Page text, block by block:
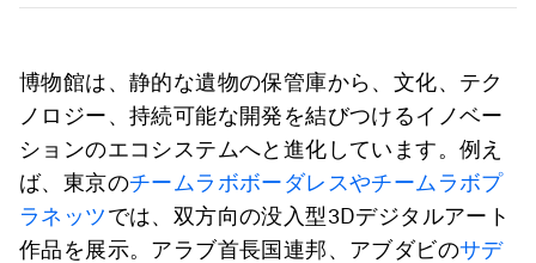
博物館は、静的な遺物の保管庫から、文化、テク
ノロジー、持続可能な開発を結びつけるイノベー
ションのエコシステムへと進化しています。例え
ば、東京のチームラボボーダレスやチームラボプ
ラネッツでは、双方向の没入型3Dデジタルアート
作品を展示。アラブ首長国連邦、アブダビのサデ